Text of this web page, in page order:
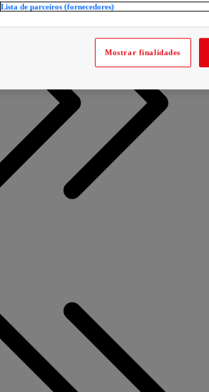
Lista de parceiros (fornecedores)
Mostrar finalidades